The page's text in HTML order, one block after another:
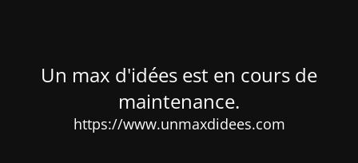
Un max d'idées est en cours de
maintenance.
https://www.unmaxdidees.com